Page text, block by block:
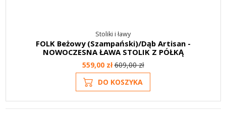
Stoliki i ławy
FOLK Beżowy (Szampański)/Dąb Artisan -
NOWOCZESNA ŁAWA STOLIK Z PÓŁKĄ
559,00 zł609,00 zł
DO KOSZYKA